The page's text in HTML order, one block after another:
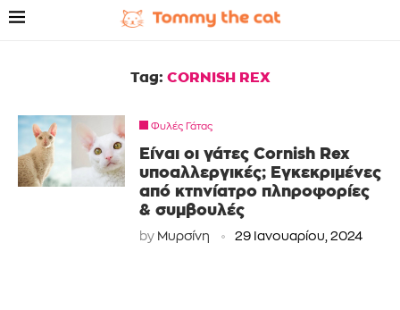
Tag: CORNISH REX
Φυλές Γάτας
Είναι οι γάτες Cornish Rex
υποαλλεργικές; Εγκεκριμένες
από κτηνίατρο πληροφορίες
& συμβουλές
by Μυρσίνη 29 Ιανουαρίου, 2024